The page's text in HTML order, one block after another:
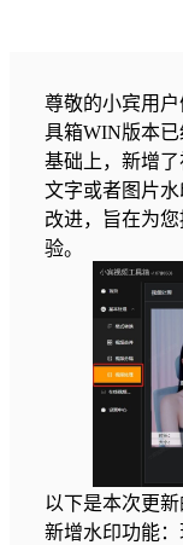
尊敬的小宾用
具箱WIN版本
基础上，新增
文字或者图片
改进，旨在为
验。
以下是本次更新
新增水印功能